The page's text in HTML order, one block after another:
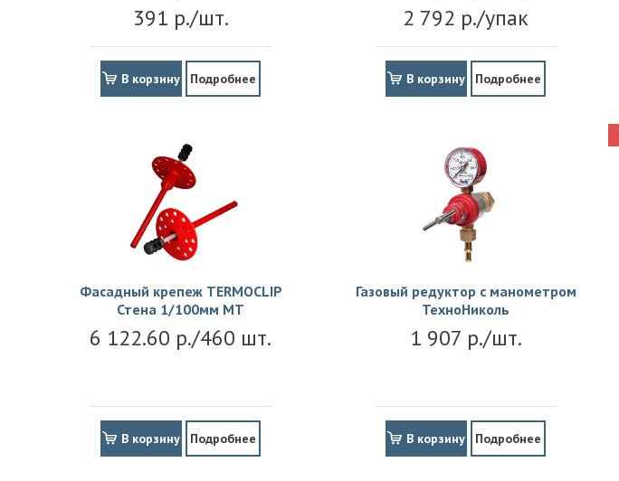
391 р./шт.
В корзину Подробнее
2 792 р./упак
В корзину Подробнее
Фасадный крепеж TERMOCLIP
Стена 1/100мм MT
6 122.60 р./460 шт.
В корзину Подробнее
Газовый редуктор с манометром
ТехноНиколь
1 907 р./шт.
В корзину Подробнее